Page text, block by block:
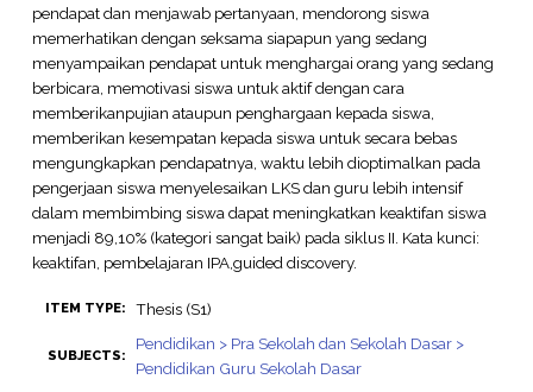
pendapat dan menjawab pertanyaan, mendorong siswa
memerhatikan dengan seksama siapapun yang sedang
menyampaikan pendapat untuk menghargai orang yang sedang
berbicara, memotivasi siswa untuk aktif dengan cara
memberikanpujian ataupun penghargaan kepada siswa,
memberikan kesempatan kepada siswa untuk secara bebas
mengungkapkan pendapatnya, waktu lebih dioptimalkan pada
pengerjaan siswa menyelesaikan LKS dan guru lebih intensif
dalam membimbing siswa dapat meningkatkan keaktifan siswa
menjadi 89,10% (kategori sangat baik) pada siklus II. Kata kunci:
keaktifan, pembelajaran IPA,guided discovery.
ITEM TYPE: Thesis (S1)
SUBJECTS:
Pendidikan > Pra Sekolah dan Sekolah Dasar >
Pendidikan Guru Sekolah Dasar